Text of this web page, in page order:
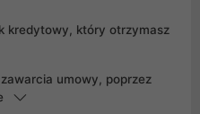
kredytowy, który otrzymasz
umowy, poprzez